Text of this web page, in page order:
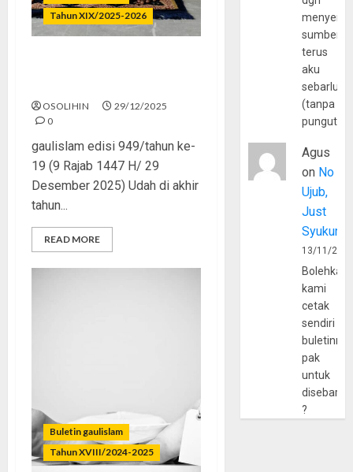
Tahun XIX/2025-2026
OSOLIHIN
29/12/2025
0
gaulislam edisi 949/tahun ke-
19 (9 Rajab 1447 H/ 29
Desember 2025) Udah di akhir
tahun...
READ MORE
Buletin gaulislam
Tahun XVIII/2024-2025
sumber
terus
aku
(tanpa
Agus
on No
Ujub,
Just
Syukur
13/11/
Bolehkah
kami
cetak
sendiri
pak
untuk
?